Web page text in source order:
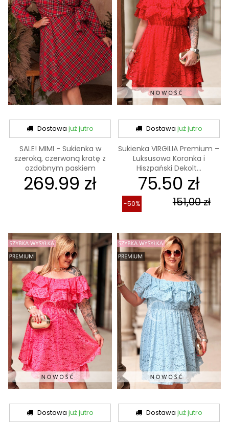
Dostawajuż jutro
SALE! MIMI - Sukienka w
szeroką, czerwoną kratę z
ozdobnym paskiem
269.99 zł
Dostawa już jutro
Sukienka VIRGILIA Premium –
Luksusowa Koronka i
Hiszpański Dekolt...
75.50 zł
151,00 zł
-50%
Dostawajuż jutro Dostawa już jutro